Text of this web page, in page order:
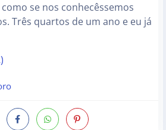
se nos conhecêssemos
Três quartos de um ano e eu já